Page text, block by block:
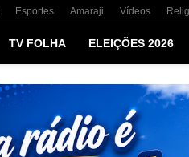
Esportes Amaraji Vídeos
TV FOLHA ELEIÇÕES 2026